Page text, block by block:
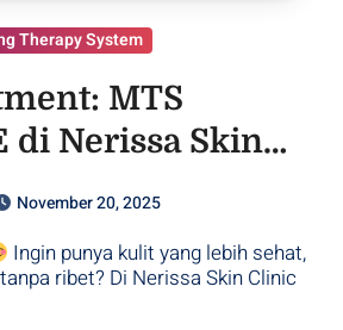
Therapy System
MTS
di Nerissa Skin
November 20, 2025
Ingin punya kulit yang lebih sehat,
ribet? Di Nerissa Skin Clinic